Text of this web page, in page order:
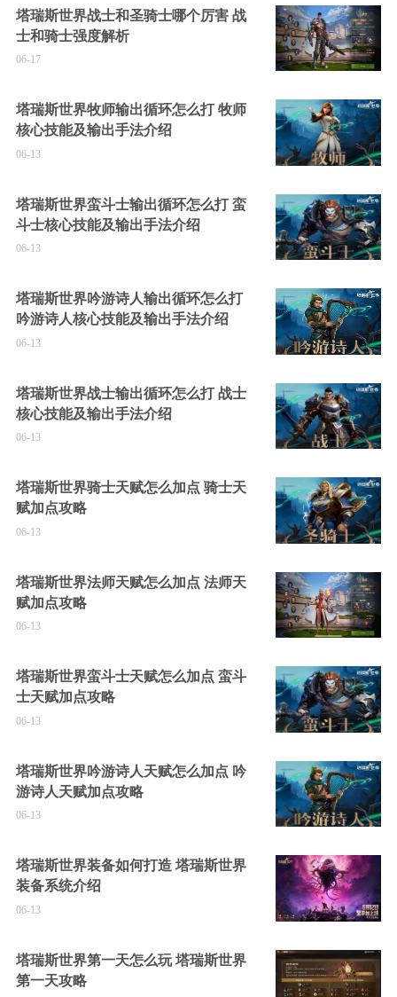
塔瑞斯世界战士和圣骑士哪个厉害 战
士和骑士强度解析
06-17
塔瑞斯世界牧师输出循环怎么打 牧师
核心技能及输出手法介绍
06-13
塔瑞斯世界蛮斗士输出循环怎么打 蛮
斗士核心技能及输出手法介绍
06-13
塔瑞斯世界吟游诗人输出循环怎么打
吟游诗人核心技能及输出手法介绍
06-13
塔瑞斯世界战士输出循环怎么打 战士
核心技能及输出手法介绍
06-13
塔瑞斯世界骑士天赋怎么加点 骑士天
赋加点攻略
06-13
塔瑞斯世界法师天赋怎么加点 法师天
赋加点攻略
06-13
塔瑞斯世界蛮斗士天赋怎么加点 蛮斗
士天赋加点攻略
06-13
塔瑞斯世界吟游诗人天赋怎么加点 吟
游诗人天赋加点攻略
06-13
塔瑞斯世界装备如何打造 塔瑞斯世界
装备系统介绍
06-13
塔瑞斯世界第一天怎么玩 塔瑞斯世界
第一天攻略